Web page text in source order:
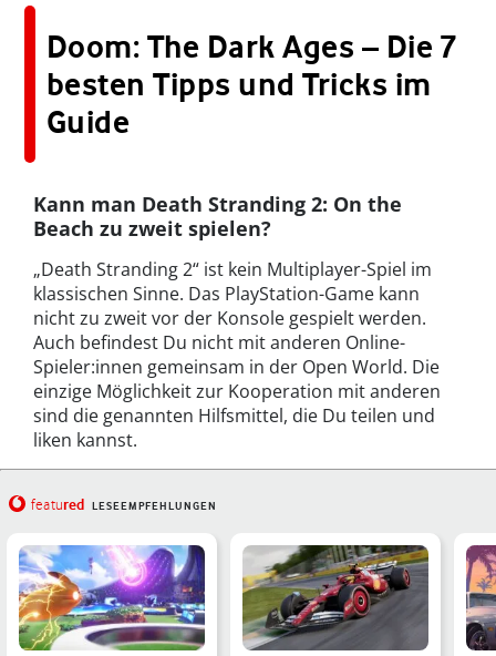
Doom: The Dark Ages – Die 7
besten Tipps und Tricks im
Guide
Kann man Death Stranding 2: On the
Beach zu zweit spielen?
„Death Stranding 2“ ist kein Multiplayer-Spiel im
klassischen Sinne. Das PlayStation-Game kann
nicht zu zweit vor der Konsole gespielt werden.
Auch befindest Du nicht mit anderen Online-
Spieler:innen gemeinsam in der Open World. Die
einzige Möglichkeit zur Kooperation mit anderen
sind die genannten Hilfsmittel, die Du teilen und
liken kannst.
featured LESEEMPFEHLUNGEN